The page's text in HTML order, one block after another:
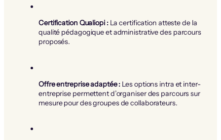
Certification Qualiopi :La certification atteste de la
qualité pédagogique et administrative des parcours
proposés.
Offre entreprise adaptée : Les options intra et inter-
entreprise permettent d’organiser des parcours sur
mesure pour des groupes de collaborateurs.